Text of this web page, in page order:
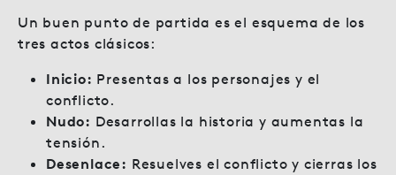
Un buen punto de partida es el esquema de los
tres actos clásicos:
Inicio: Presentas a los personajes y el
conflicto.
Nudo: Desarrollas la historia y aumentas la
tensión.
Desenlace: Resuelves el conflicto y cierras los